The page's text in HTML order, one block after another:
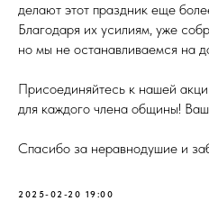
делают этот праздник еще
Благодаря их усилиям, уже
но мы не останавливаемся на
Присоединяйтесь к нашей
для каждого члена общины!
Спасибо за неравнодушие и
2025-02-20 19:00